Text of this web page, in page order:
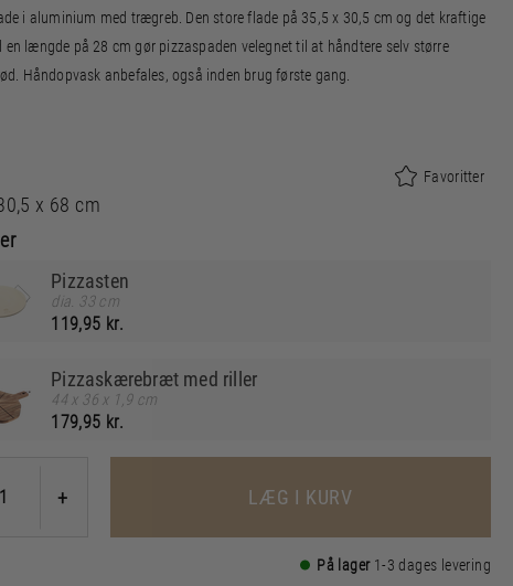
i aluminium med trægreb. Den store flade på 35,5 x 30,5 cm og det kraftige
en længde på 28 cm gør pizzaspaden velegnet til at håndtere selv større
Håndopvask anbefales, også inden brug første gang.
Favoritter
x 68 cm
Pizzasten
dia. 33 cm
119,95 kr.
Pizzaskærebræt med riller
44 x 36 x 1,9 cm
179,95 kr.
+ LÆG I KURV
På lager 1-3 dages levering